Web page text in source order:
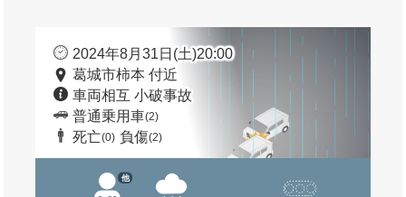
2024年8月31日(土)20:00
葛城市柿本 付近
車両相互 小破事故
普通乗用車(2)
死亡(0) 負傷(2)
他